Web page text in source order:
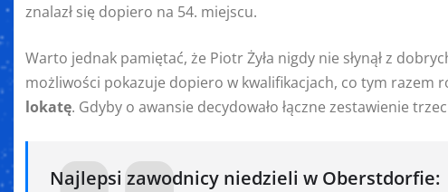
znalazł się dopiero na 54. miejscu.
Warto jednak pamiętać, że Piotr Żyła nigdy nie słynął z
możliwości pokazuje dopiero w kwalifikacjach, co tym razem
lokatę. Gdyby o awansie decydowało łączne zestawienie
Najlepsi zawodnicy niedzieli w Oberstdorfie: